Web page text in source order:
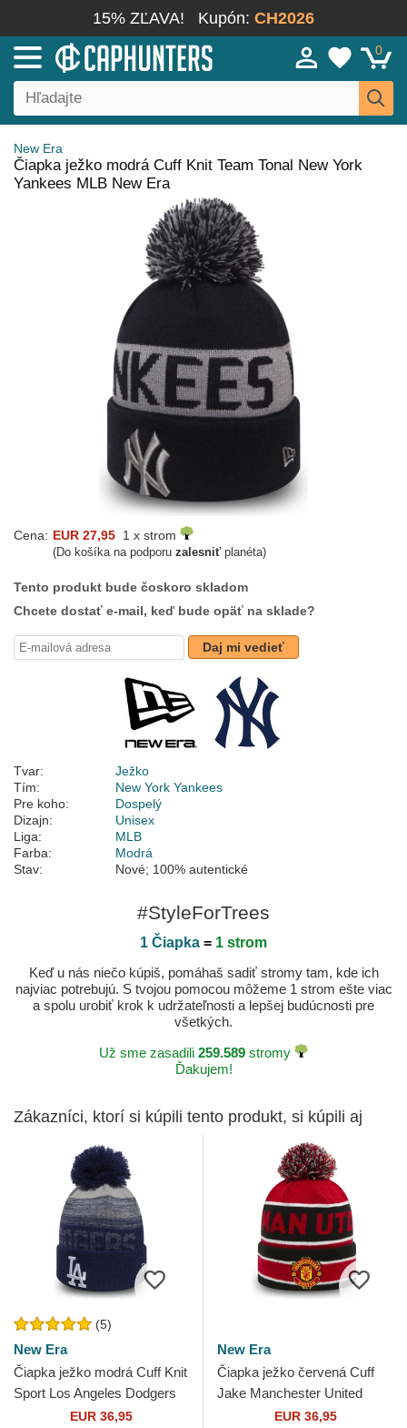
15% ZĽAVA! Kupón: CH2026
0
New Era
Čiapka ježko modrá Cuff Knit Team Tonal New York
Yankees MLB New Era
Cena: EUR 27,95 1 x strom
(Do košíka na podporu zalesniťplanéta)
Tento produkt bude čoskoro skladom
Chcete dostať e-mail, keď bude opäť na sklade?
Daj mi vedieť
Tvar:
Ježko
Tím:
New York Yankees
Pre koho:
Dospelý
Dizajn:
Unisex
Liga:
MLB
Farba:
Modrá
Stav:
Nové; 100% autentické
#StyleForTrees
1 Čiapka = 1 strom
Keď u nás niečo kúpiš, pomáhaš sadiť stromy tam, kde ich
najviac potrebujú. S tvojou pomocou môžeme 1 strom ešte viac
a spolu urobiť krok k udržateľnosti a lepšej budúcnosti pre
všetkých.
Už sme zasadili 259.589 stromy
Ďakujem!
Zákazníci, ktorí si kúpili tento produkt, si kúpili aj
(5)
New Era
Čiapka ježko modrá Cuff Knit
Sport Los Angeles Dodgers
MLB New EraEUR 36,95
New Era
Čiapka ježko červená Cuff
Jake Manchester United
Football Club Premier League
EUR 36,95